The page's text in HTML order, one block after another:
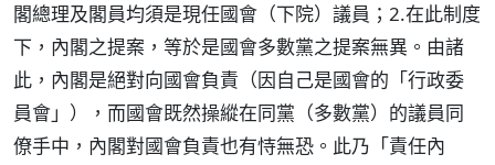
閣總理及閣員均須是現任國會（下院）議員；2.在此制度
下，內閣之提案，等於是國會多數黨之提案無異。由諸
此，內閣是絕對向國會負責（因自己是國會的「行政委
員會」），而國會既然操縱在同黨（多數黨）的議員同
僚手中，內閣對國會負責也有恃無恐。此乃「責任內